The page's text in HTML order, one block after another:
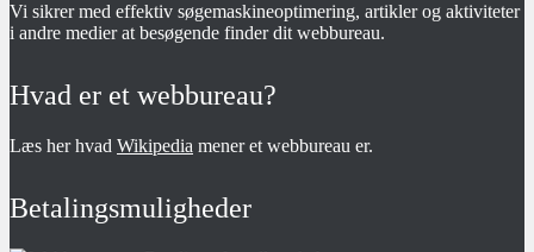
Vi sikrer med effektiv søgemaskineoptimering, artikler og aktiviteter
i andre medier at besøgende finder dit webbureau.
Hvad er et webbureau?
Læs her hvad Wikipedia mener et webbureau er.
Betalingsmuligheder